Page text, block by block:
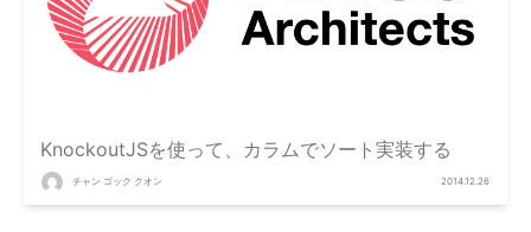
KnockoutJSを使って、カラムでソート実装する
チャン ゴック クオン 2014.12.26